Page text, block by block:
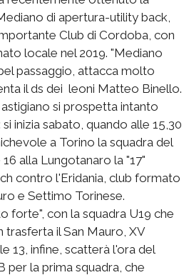
di apertura-utility back,
Club di Cordoba, con
locale nel 2019. "Mediano
passaggio, attacca molto
il ds dei leoni Matteo Binello.
si prospetta intanto
si inizia sabato, quando alle 15,30
a Torino la squadra del
alla Lungotanaro la "17"
contro l'Eridania, club formato
e Settimo Torinese.
forte", con la squadra U19 che
trasferta il San Mauro, XV
13, infine, scatterà l'ora del
per la prima squadra, che